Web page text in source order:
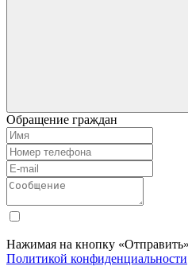
Обращение граждан
Нажимая на кнопку
Политикой конфиденциальности